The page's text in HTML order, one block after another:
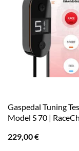
Gaspedal Tuning
Model S 70 |
229,00€